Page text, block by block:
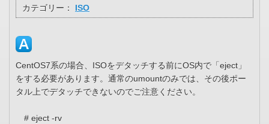
カテゴリー： ISO
CentOS7系の場合、ISOをデタッチする前にOS内で「eject」
をする必要があります。通常のumountのみでは、その後ポー
タル上でデタッチできないのでご注意ください。
# eject -rv